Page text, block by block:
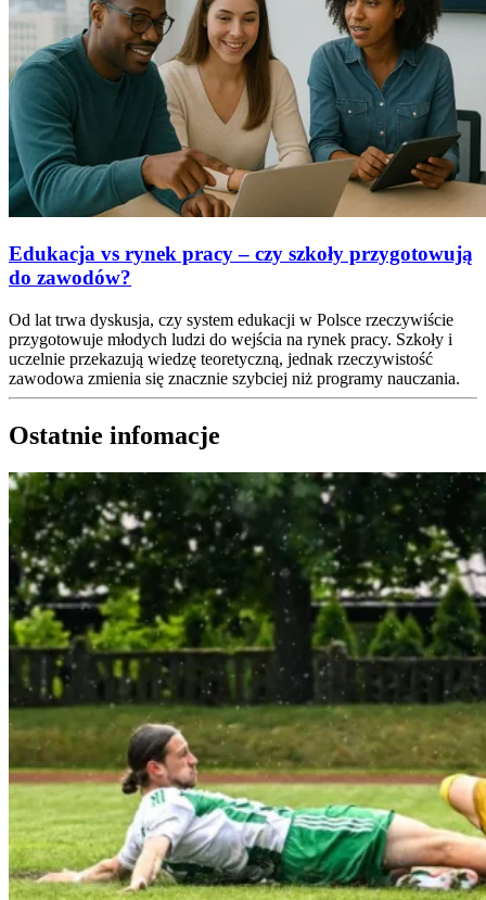
Edukacja vs rynek pracy – czy szkoły przygotowują
do zawodów?
Od lat trwa dyskusja, czy system edukacji w Polsce rzeczywiście
przygotowuje młodych ludzi do wejścia na rynek pracy. Szkoły i
uczelnie przekazują wiedzę teoretyczną, jednak rzeczywistość
zawodowa zmienia się znacznie szybciej niż programy nauczania.
Ostatnie infomacje